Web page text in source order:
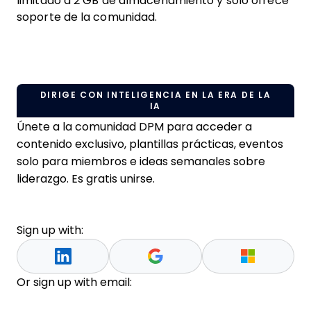
soporte de la comunidad.
DIRIGE CON INTELIGENCIA EN LA ERA DE LA
IA
Únete a la comunidad DPM para acceder a
contenido exclusivo, plantillas prácticas, eventos
solo para miembros e ideas semanales sobre
liderazgo. Es gratis unirse.
Sign up with:
Or sign up with email: